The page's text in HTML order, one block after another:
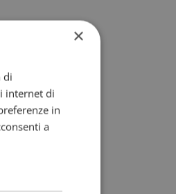
×
di
internet di
in
a